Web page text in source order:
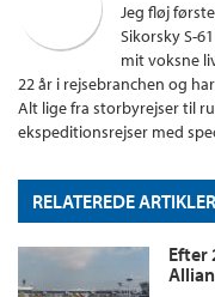
Jeg fløj
Sikorsky S-
mit voksne
22 år i rejsebranchen og
Alt lige fra storbyrejser til
ekspeditionsrejser med
RELATEREDE ARTIKLER
Efter